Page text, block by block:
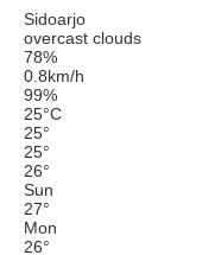
Sidoarjo
overcast clouds
78%
0.8km/h
99%
25°C
25°
25°
26°
Sun
27°
Mon
26°